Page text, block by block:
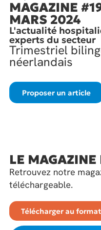
MAGAZINE
MARS 2024
L'actualité
experts du secteur
Trimestriel
néerlandais
Proposer un article
LE MAGAZINE
Retrouvez notre
téléchargeable.
Télécharger au